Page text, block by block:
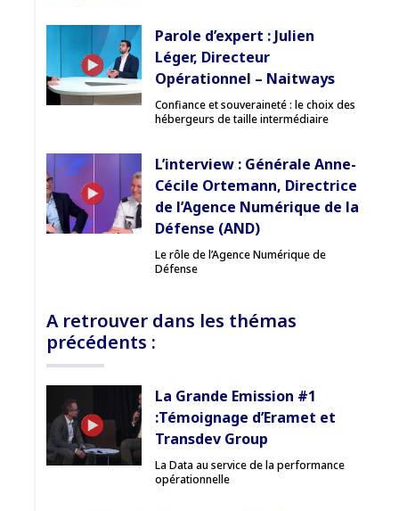
Parole d’expert : Julien
Léger, Directeur
Opérationnel – Naitways
Confiance et souveraineté : le choix des
hébergeurs de taille intermédiaire
L’interview : Générale Anne-
Cécile Ortemann, Directrice
de l’Agence Numérique de la
Défense (AND)
Le rôle de l’Agence Numérique de
Défense
A retrouver dans les thémas
précédents :
La Grande Emission #1
:Témoignage d’Eramet et
Transdev Group
La Data au service de la performance
opérationnelle